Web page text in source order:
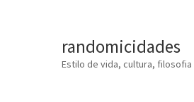
randomicidades
Estilo de vida, cultura, filosofia